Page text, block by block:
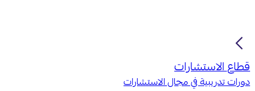
قطاع الاستشارات
دورات تدريبية في مجال الاستشارات